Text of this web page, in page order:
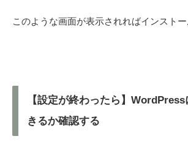
このような画面が表示されればインストー
【設定が終わったら】
きるか確認する